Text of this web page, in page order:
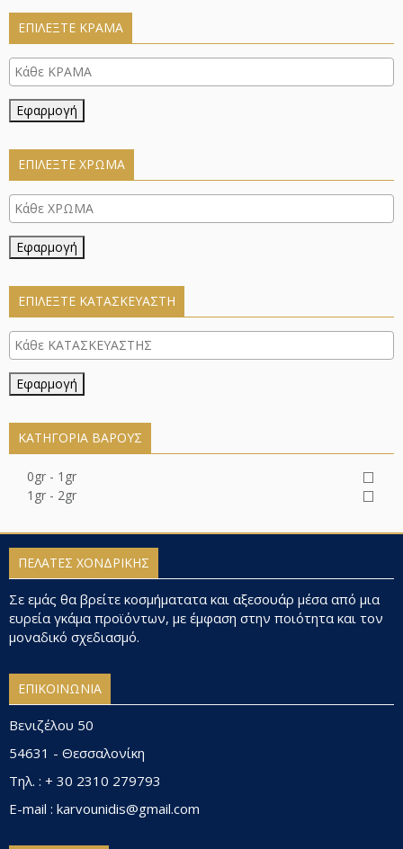
ΕΠΙΛΈΞΤΕ ΚΡΆΜΑ
Εφαρμογή
ΕΠΙΛΈΞΤΕ ΧΡΏΜΑ
Εφαρμογή
ΕΠΙΛΕΞΤΕ ΚΑΤΑΣΚΕΥΑΣΤΗ
Εφαρμογή
ΚΑΤΗΓΟΡΊΑ ΒΆΡΟΥΣ
0gr - 1gr
1gr - 2gr
ΠΕΛΑΤΕΣ ΧΟΝΔΡΙΚΗΣ
Σε εμάς θα βρείτε κοσμήματατα και αξεσουάρ μέσα από μια
ευρεία γκάμα προϊόντων, με έμφαση στην ποιότητα και τον
μοναδικό σχεδιασμό.
ΕΠΙΚΟΙΝΩΝΙΑ
Βενιζέλου 50
54631 - Θεσσαλονίκη
Τηλ. : + 30 2310 279793
E-mail : karvounidis@gmail.com